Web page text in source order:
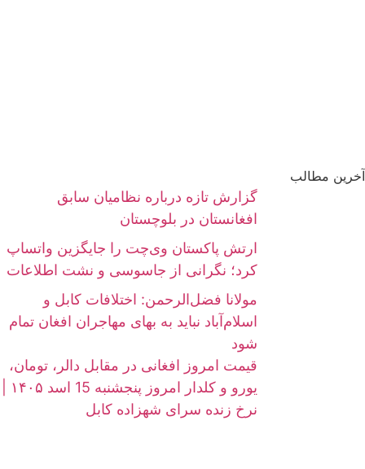
آخرین مطالب
گزارش تازه درباره نظامیان سابق
افغانستان در بلوچستان
ارتش پاکستان وی‌چت را جایگزین واتساپ
کرد؛ نگرانی از جاسوسی و نشت اطلاعات
مولانا فضل‌الرحمن: اختلافات کابل و
اسلام‌آباد نباید به بهای مهاجران افغان تمام
شود
قیمت امروز افغانی در مقابل دالر، تومان،
نرخ زنده سرای شهزاده کابل